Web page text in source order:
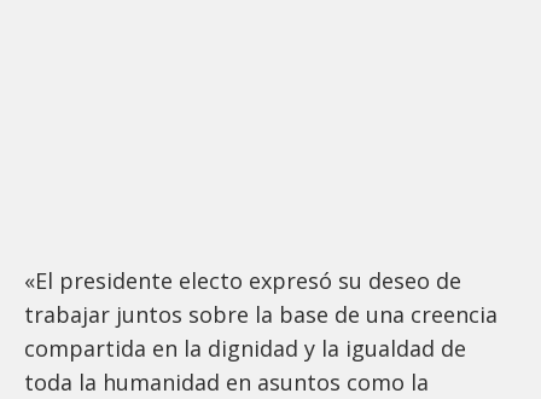
«El presidente electo expresó su deseo de
trabajar juntos sobre la base de una creencia
compartida en la dignidad y la igualdad de
toda la humanidad en asuntos como la